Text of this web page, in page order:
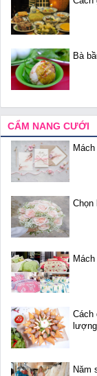
Bà
CẨM NANG CƯỚI
Chọn
Cách
lượng
Năm